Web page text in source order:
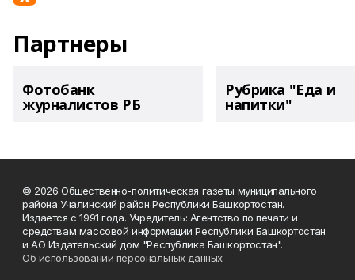
Партнеры
Фотобанк
журналистов РБ
Рубрика "Еда и
напитки"
© 2026 Общественно-политическая газеты муниципального
района Учалинский район Республики Башкортостан.
Издается с 1991 года. Учредитель: Агентство по печати и
средствам массовой информации Республики Башкортостан
и АО Издательский дом "Республика Башкортостан".
Об использовании персональных данных